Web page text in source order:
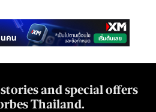
and special offers
Thailand.